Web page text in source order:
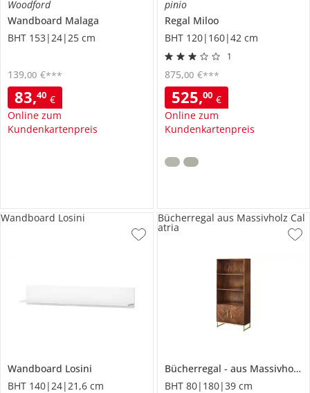
Woodford
Wandboard Malaga
BHT 153|24|25 cm
83,40 €
Online zum
Kundenkartenpreis
139,00 €***
pinio
Regal Miloo
BHT 120|160|42 cm
1
525,00 €
Online zum
Kundenkartenpreis
875,00 €***
Wandboard Losini
BHT 140|24|21,6 cm
Wandboard Losini
Bücherregal aus Massivholz
BHT 80|180|39 cm
Bücherregal aus Massivholz Cal
atria